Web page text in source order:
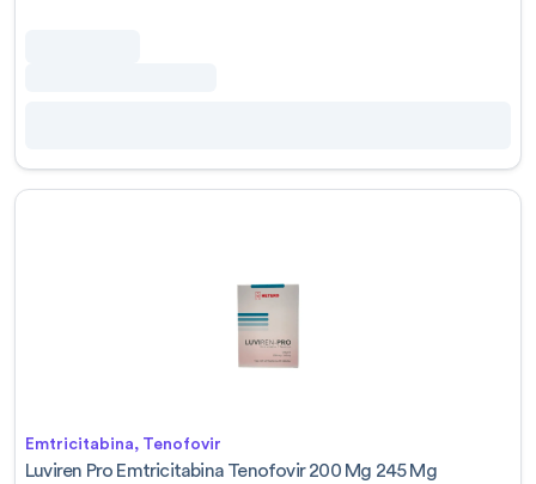
Emtricitabina, Tenofovir
Luviren Pro Emtricitabina Tenofovir 200 Mg 245 Mg